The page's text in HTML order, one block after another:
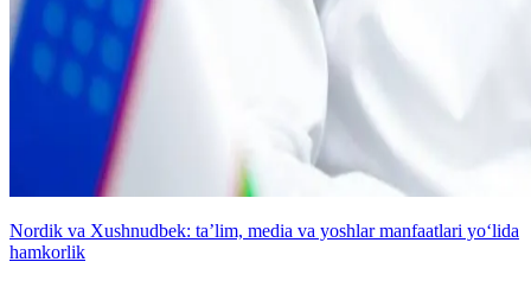
Nordik va Xushnudbek: taʼlim, media va yoshlar manfaatlari yo‘lida
hamkorlik